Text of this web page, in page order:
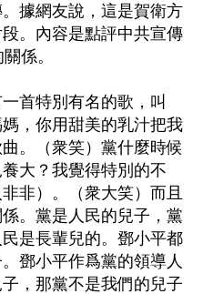
據網友說，這是賀衛方
。內容是點評中共宣傳
係。
首特別有名的歌，叫
媽，你用甜美的乳汁把我
。（衆笑）黨什麼時候
大？我覺得特別的不
非）。（衆大笑）而且
。黨是人民的兒子，黨
是長輩兒的。鄧小平都
鄧小平作爲黨的領導人
，那黨不是我們的兒子